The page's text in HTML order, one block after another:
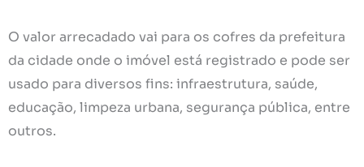
O valor arrecadado vai para os cofres da prefeitura
da cidade onde o imóvel está registrado e pode ser
usado para diversos fins: infraestrutura, saúde,
educação, limpeza urbana, segurança pública, entre
outros.